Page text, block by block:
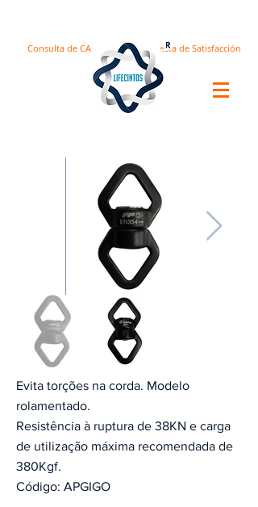
Encuesta de Satisfacción
Consulta de CA
Evita torções na corda. Modelo
rolamentado.
Resistência à ruptura de 38KN e carga
de utilização máxima recomendada de
380Kgf.
Código: APGIGO